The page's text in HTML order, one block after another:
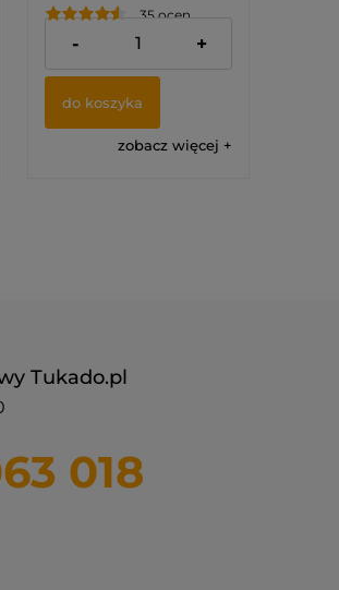
zestaw do szachtu
(Pakiet) 0010043620
35 ocen
12 540,00 zł
- +
do koszyka
zobacz więcej
Tukado.pl
018